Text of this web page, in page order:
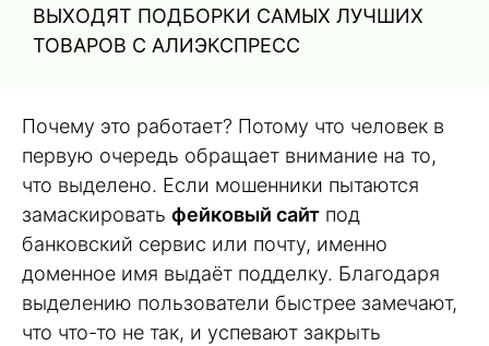
ВЫХОДЯТ ПОДБОРКИ САМЫХ ЛУЧШИХ
ТОВАРОВ С АЛИЭКСПРЕСС
Почему это работает? Потому что человек в
первую очередь обращает внимание на то,
что выделено. Если мошенники пытаются
замаскировать фейковый сайт под
банковский сервис или почту, именно
доменное имя выдаёт подделку. Благодаря
выделению пользователи быстрее замечают,
что что-то не так, и успевают закрыть